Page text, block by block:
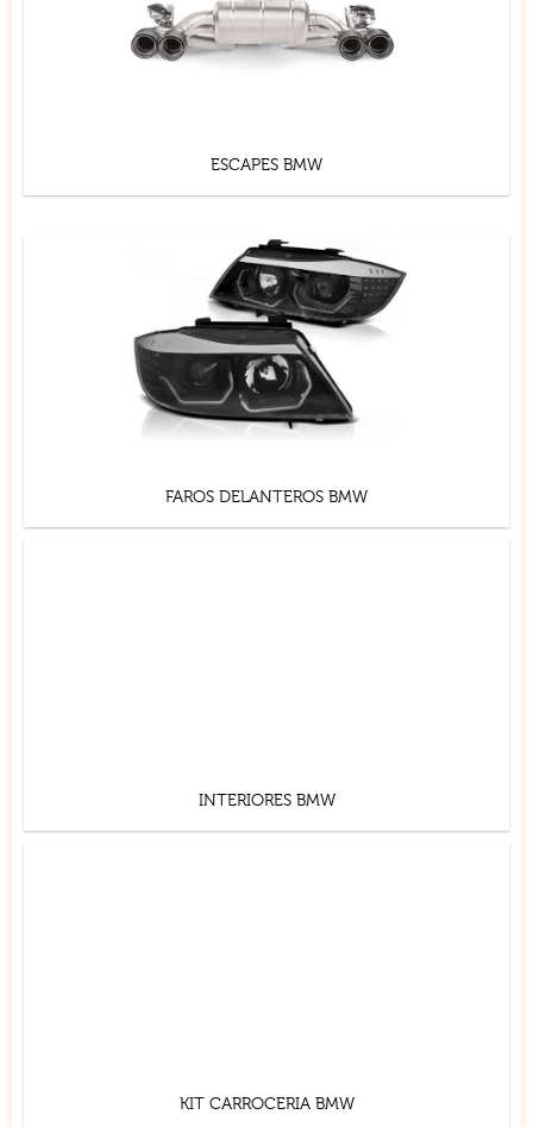
ESCAPES BMW
FAROS DELANTEROS BMW
INTERIORES BMW
KIT CARROCERIA BMW